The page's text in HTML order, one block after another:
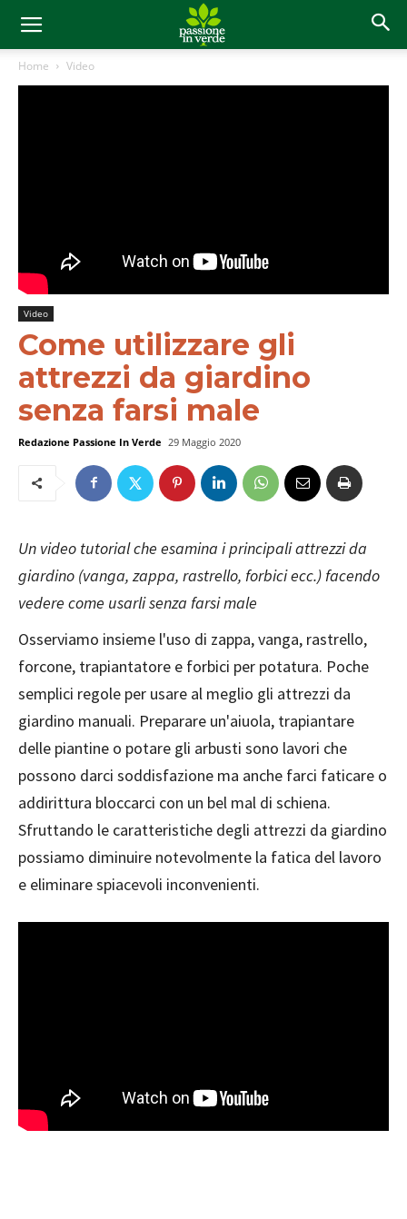
Home Video
Video
Come utilizzare gli
attrezzi da giardino
senza farsi male
Redazione Passione In Verde 29 Maggio 2020
Un video tutorial che esamina i principali attrezzi da
giardino (vanga, zappa, rastrello, forbici ecc.) facendo
vedere come usarli senza farsi male
Osserviamo insieme l'uso di zappa, vanga, rastrello,
forcone, trapiantatore e forbici per potatura. Poche
semplici regole per usare al meglio gli attrezzi da
giardino manuali. Preparare un'aiuola, trapiantare
delle piantine o potare gli arbusti sono lavori che
possono darci soddisfazione ma anche farci faticare o
addirittura bloccarci con un bel mal di schiena.
Sfruttando le caratteristiche degli attrezzi da giardino
possiamo diminuire notevolmente la fatica del lavoro
e eliminare spiacevoli inconvenienti.